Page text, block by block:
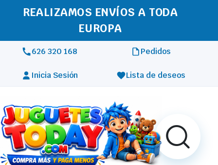
REALIZAMOS ENVÍOS A TODA
EUROPA
626 320 168 Pedidos
Inicia Sesión Lista de deseos